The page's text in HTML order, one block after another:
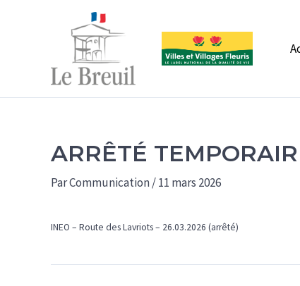
ARRÊTÉ
ParCommunication/11 mars 2026
INEO – Route des Lavriots – 26.03.2026 (arrêté)